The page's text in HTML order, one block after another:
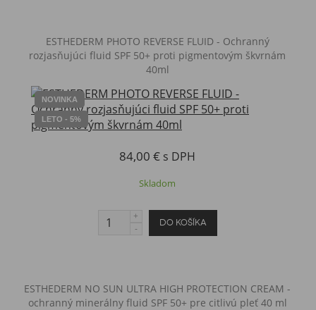
ESTHEDERM PHOTO REVERSE FLUID - Ochranný
rozjasňujúci fluid SPF 50+ proti pigmentovým škvrnám
40ml
NOVINKA
LETO - 5%
84,00 € s DPH
Skladom
ESTHEDERM NO SUN ULTRA HIGH PROTECTION CREAM -
ochranný minerálny fluid SPF 50+ pre citlivú pleť 40 ml